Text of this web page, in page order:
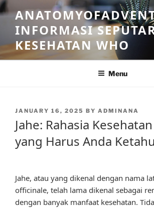
Skip
to
contentINFORMASI
KESEHATAN WHO
Menu
POSTED
JANUARY 16, 2025 BY ADMINANA
Jahe: Rahasia
yang Harus Anda
Jahe, atau yang dikenal dengan nama
officinale, telah lama dikenal sebagai
dengan banyak manfaat kesehatan.